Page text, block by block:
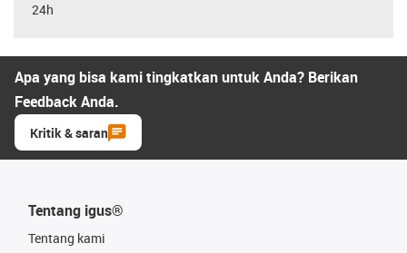
24h
Apa yang bisa kami tingkatkan untuk Anda? Berikan
Feedback Anda.
Kritik & saran
Tentang igus®
Tentang kami